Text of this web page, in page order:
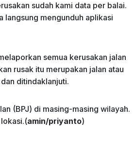
sudah kami data per balai.
langsung mengunduh aplikasi
semua kerusakan jalan
rusak itu merupakan jalan atau
ditindaklanjuti.
(BPJ) di masing-masing wilayah.
amin/priyanto)